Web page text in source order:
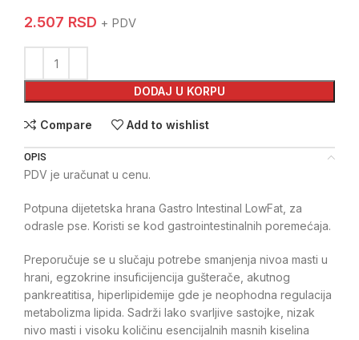
2.507 RSD + PDV
DODAJ U KORPU
Compare Add to wishlist
OPIS
PDV je uračunat u cenu.
Potpuna dijetetska hrana Gastro Intestinal LowFat, za
odrasle pse. Koristi se kod gastrointestinalnih poremećaja.
Preporučuje se u slučaju potrebe smanjenja nivoa masti u
hrani, egzokrine insuficijencija gušterače, akutnog
pankreatitisa, hiperlipidemije gde je neophodna regulacija
metabolizma lipida. Sadrži lako svarljive sastojke, nizak
nivo masti i visoku količinu esencijalnih masnih kiselina